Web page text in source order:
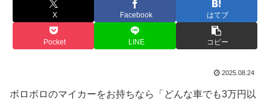
X Facebook はてブ
Pocket LINE コピー
2025.08.24
ボロボロのマイカーをお持ちなら「どんな車でも3万円以